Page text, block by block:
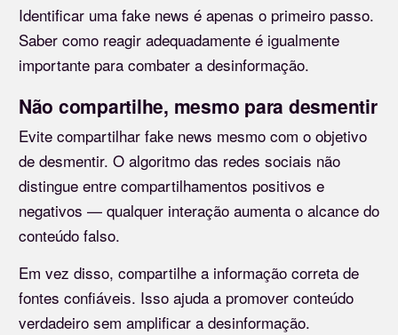
Identificar uma fake news é apenas o primeiro passo.
Saber como reagir adequadamente é igualmente
importante para combater a desinformação.
Não compartilhe, mesmo para desmentir
Evite compartilhar fake news mesmo com o objetivo
de desmentir. O algoritmo das redes sociais não
distingue entre compartilhamentos positivos e
negativos — qualquer interação aumenta o alcance do
conteúdo falso.
Em vez disso, compartilhe a informação correta de
fontes confiáveis. Isso ajuda a promover conteúdo
verdadeiro sem amplificar a desinformação.